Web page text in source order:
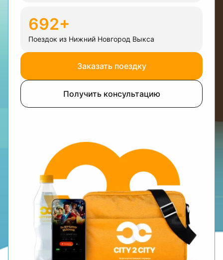
692+
Поездок из Нижний Новгород Выкса
Заказать поездку
Получить консультацию